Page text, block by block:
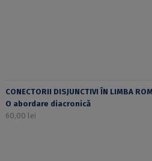
CONECTORII DISJUNCTIVI ÎN LIMBA
O abordare diacronică
60,00 lei